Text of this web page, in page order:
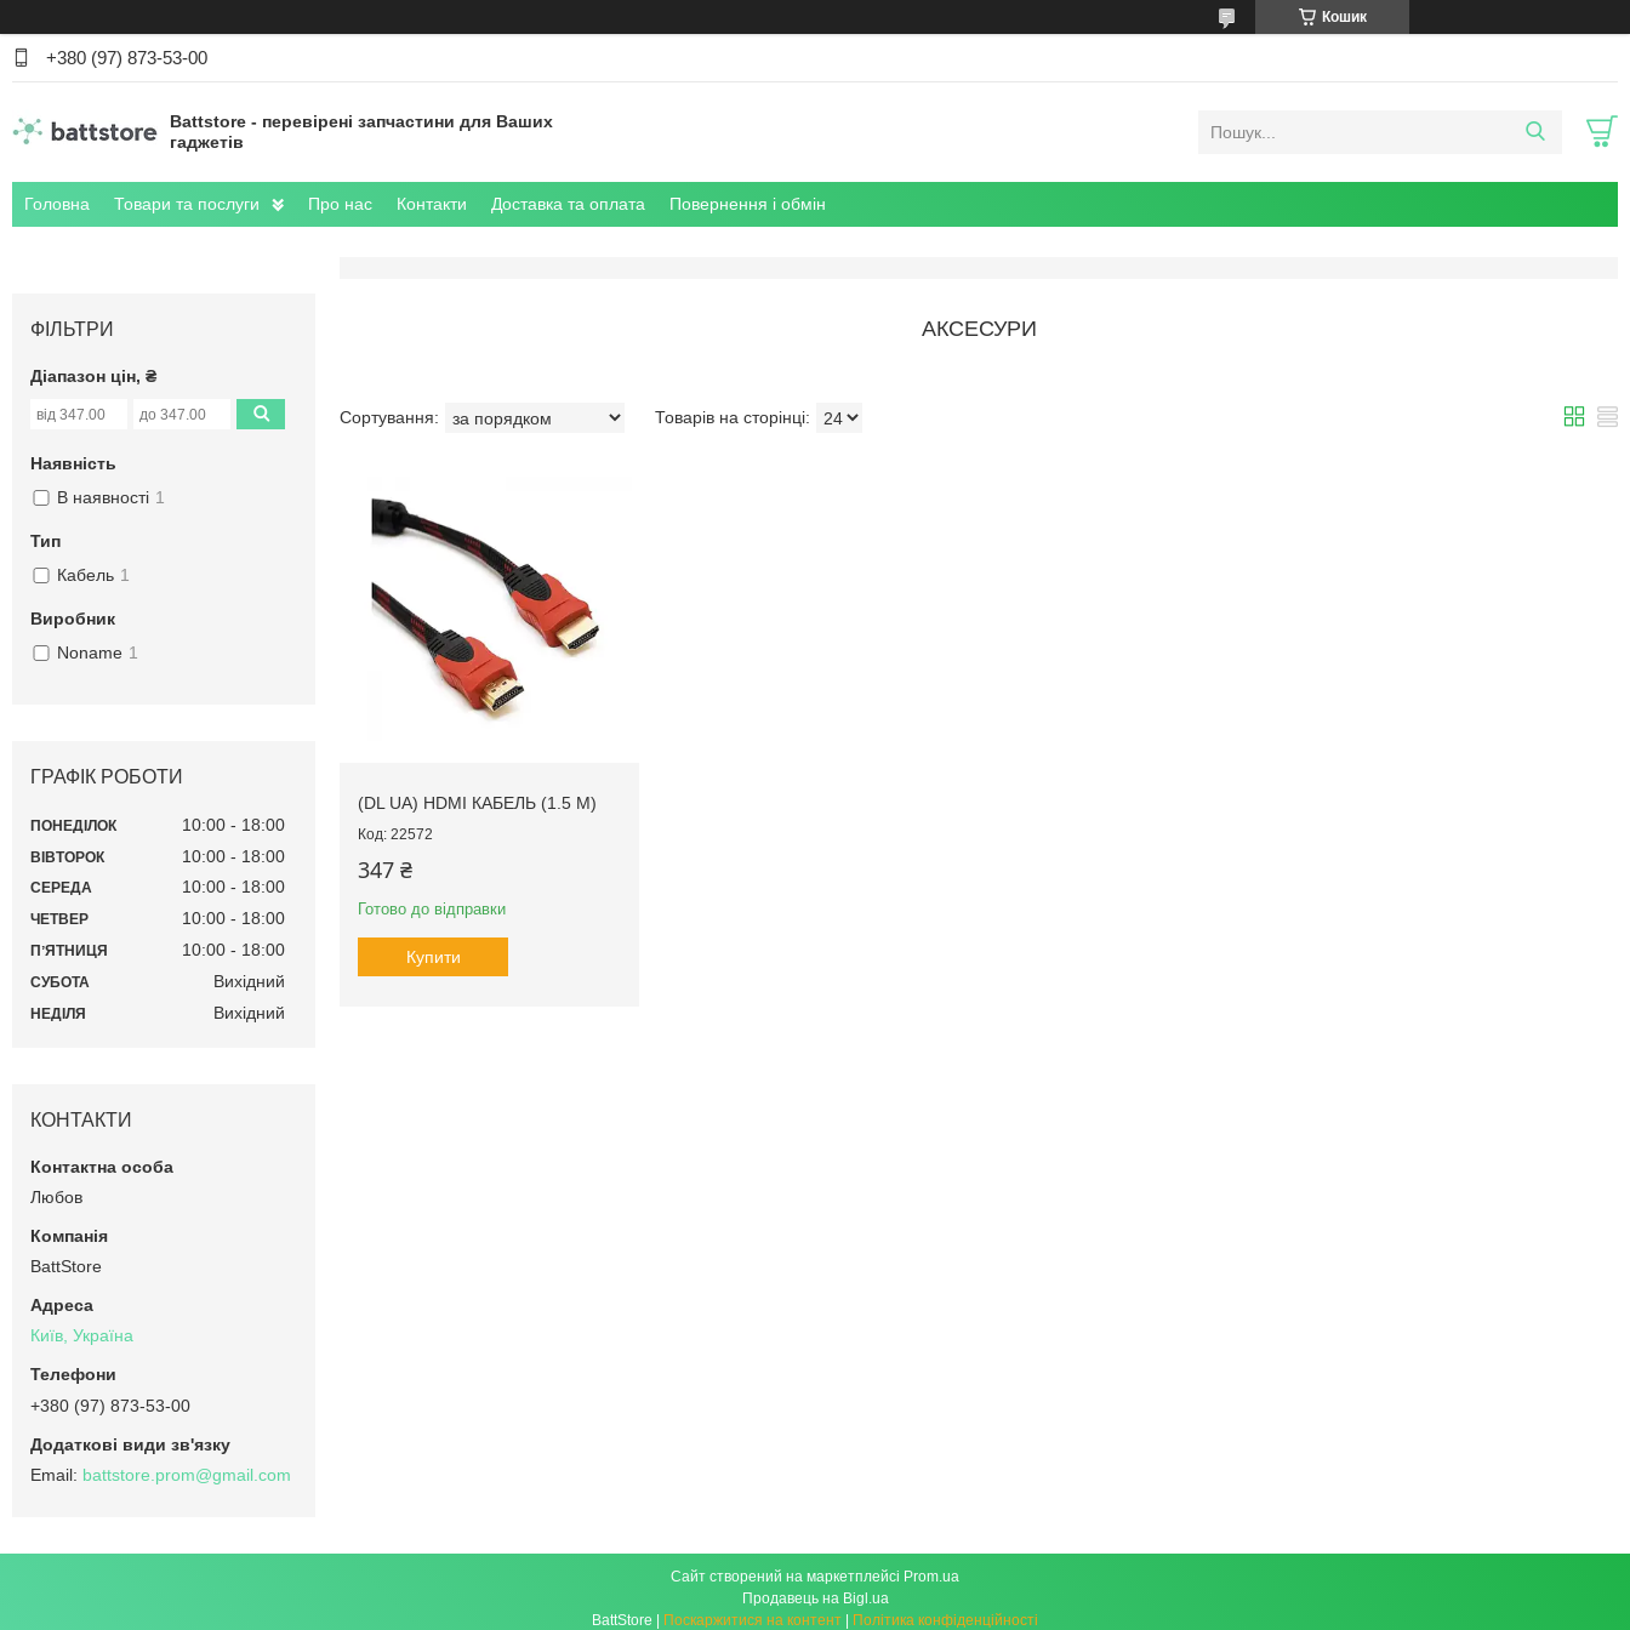
Кошик
+380 (97) 873-53-00
Battstore - перевірені запчастини для Ваших
гаджетів
Головна Товари та послуги Про нас Контакти Доставка та оплата Повернення і обмін
АКСЕСУРИ
(DL UA) HDMI КАБЕЛЬ (1.5 М)
22572
347 ₴
Готово до відправки
Купити
ФІЛЬТРИ
Діапазон цін, ₴
Наявність
В наявності 1
Тип
Кабель 1
Виробник
Noname 1
ГРАФІК РОБОТИ
ПОНЕДІЛОК 10:00 18:00
ВІВТОРОК 10:00 18:00
СЕРЕДА 10:00 18:00
ЧЕТВЕР 10:00 18:00
ПʼЯТНИЦЯ 10:00 18:00
СУБОТА Вихідний
НЕДІЛЯ Вихідний
КОНТАКТИ
Любов
BattStore
Київ, Україна
+380 (97) 873-53-00
battstore.prom@gmail.com
Сайт створений на маркетплейсі Prom.ua
Продавець на Bigl.ua
Поскаржитися на контент Політика конфіденційності